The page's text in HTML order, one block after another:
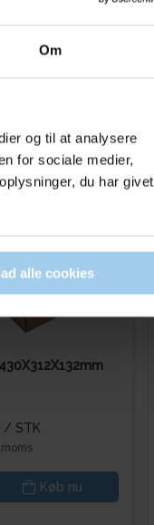
Om
og til at analysere
for sociale medier,
du har givet
alle cookies
/ STK
Køb nu